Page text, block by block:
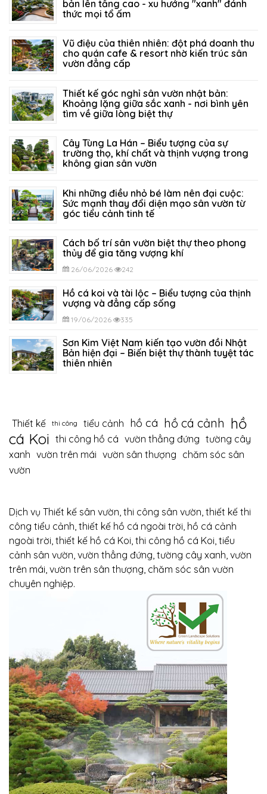
bản lên tầng cao - xu hướng "xanh" đánh
thức mọi tổ ấm
Vũ điệu của thiên nhiên: đột phá doanh thu
cho quán cafe & resort nhờ kiến trúc sân
vườn đẳng cấp
Thiết kế góc nghỉ sân vườn nhật bản:
Khoảng lặng giữa sắc xanh - nơi bình yên
tìm về giữa lòng biệt thự
Cây Tùng La Hán – Biểu tượng của sự
trường thọ, khí chất và thịnh vượng trong
không gian sân vườn
Khi những điều nhỏ bé làm nên đại cuộc:
Sức mạnh thay đổi diện mạo sân vườn từ
góc tiểu cảnh tinh tế
Cách bố trí sân vườn biệt thự theo phong
thủy để gia tăng vượng khí
26/06/2026 242
Hồ cá koi và tài lộc – Biểu tượng của thịnh
vượng và đẳng cấp sống
19/06/2026 335
Sơn Kim Việt Nam kiến tạo vườn đồi Nhật
Bản hiện đại – Biến biệt thự thành tuyệt tác
thiên nhiên
Thiết kế thi công tiểu cảnh hồ cá hồ cá cảnh hồ
cá Koi thi công hồ cá vườn thẳng đứng tường cây
xanh vườn trên mái vườn sân thượng chăm sóc sân
vườn
Dịch vụ Thiết kế sân vườn, thi công sân vườn, thiết kế thi
công tiểu cảnh, thiết kế hồ cá ngoài trời, hồ cá cảnh
ngoài trời, thiết kế hồ cá Koi, thi công hồ cá Koi, tiểu
cảnh sân vườn, vườn thẳng đứng, tường cây xanh, vườn
trên mái, vườn trên sân thượng, chăm sóc sân vườn
chuyên nghiệp.